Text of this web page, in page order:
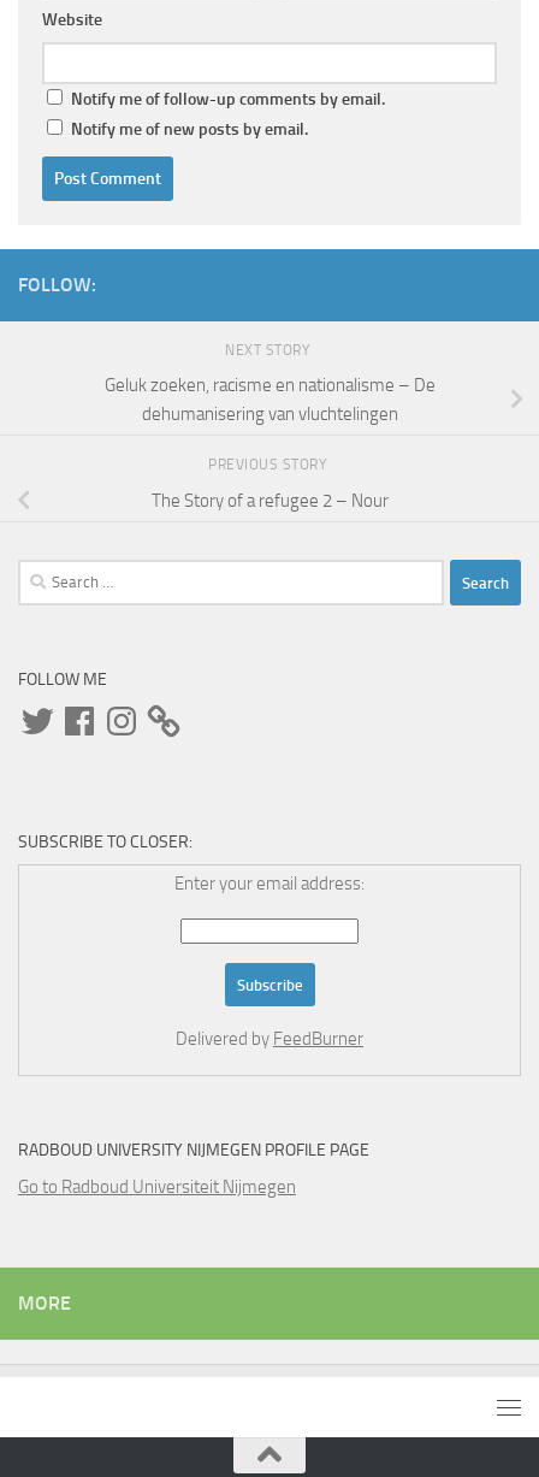
Website
Notify me of follow-up comments by email.
Notify me of new posts by email.
FOLLOW:
NEXT STORY
Geluk zoeken, racisme en nationalisme – De
dehumanisering van vluchtelingen
PREVIOUS STORY
The Story of a refugee 2 – Nour
Search
for:
FOLLOW ME
TwitterFacebookInstagram
SUBSCRIBE TO CLOSER:
Enter your email address:
Delivered by FeedBurner
RADBOUD UNIVERSITY NIJMEGEN PROFILE PAGE
Go to Radboud Universiteit Nijmegen
MORE